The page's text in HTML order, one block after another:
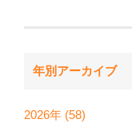
年別アーカイブ
2026年 (58)